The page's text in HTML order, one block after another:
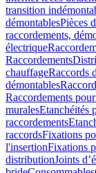
transition
démontablesPièces
raccordements,
électrique
Raccordements
chauffageRaccords
démontables
Raccordements
muralesEtanchéités
raccordements
raccordsFixations
l'insertionFixations
distributionJoints